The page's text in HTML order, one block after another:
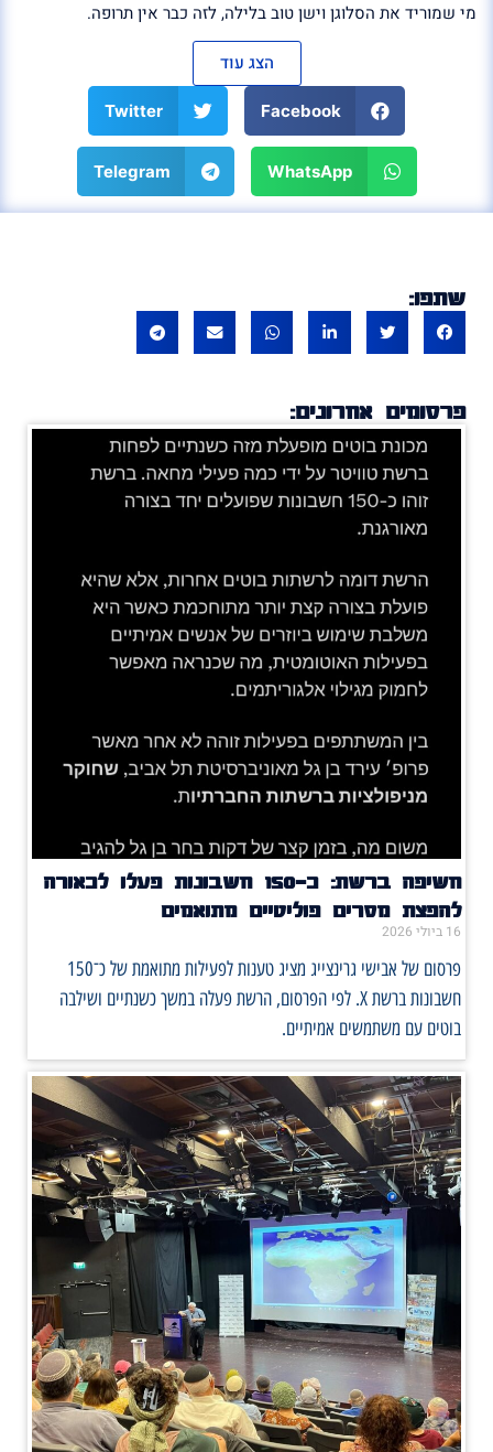
מי שמוריד את הסלוגן וישן טוב בלילה, לזה כבר אין תרופה.
הצג עוד
Facebook
Twitter
WhatsApp
Telegram
שתפו:
פרסומים אחרונים:
חשיפה ברשת: כ־150 חשבונות פעלו לכאורה
להפצת מסרים פוליטיים מתואמים
16 ביולי 2026
פרסום של אבישי גרינצייג מציג טענות לפעילות מתואמת של כ־150
חשבונות ברשת X. לפי הפרסום, הרשת פעלה במשך כשנתיים ושילבה
בוטים עם משתמשים אמיתיים.